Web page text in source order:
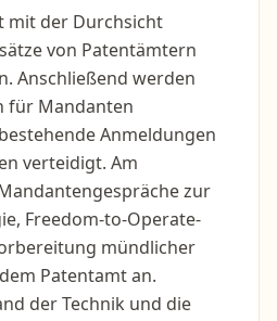
mit der Durchsicht
von Patentämtern
Anschließend werden
für Mandanten
Anmeldungen
verteidigt. Am
zur
Freedom-to-Operate-
mündlicher
Patentamt an.
der Technik und die